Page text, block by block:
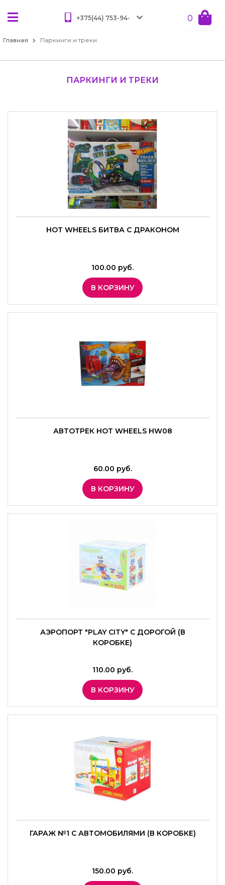
+375(44) 753-94-
+375(29) 381-54-
0
Главная Паркинги и треки
ПАРКИНГИ И ТРЕКИ
HOT WHEELS БИТВА С ДРАКОНОМ
100.00 руб.
В КОРЗИНУ
АВТОТРЕК HOT WHEELS HW08
60.00 руб.
В КОРЗИНУ
АЭРОПОРТ "PLAY CITY" С ДОРОГОЙ (В
КОРОБКЕ)
110.00 руб.
В КОРЗИНУ
ГАРАЖ №1 С АВТОМОБИЛЯМИ (В КОРОБКЕ)
150.00 руб.